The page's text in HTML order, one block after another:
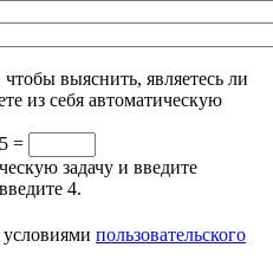
чтобы выяснить, являетесь ли
из себя автоматическую
=
задачу и введите
4.
условиями пользовательского